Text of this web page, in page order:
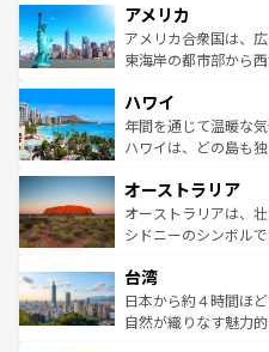
ンツ一覧を参照してほ
の建物がそのまま残
博物館もあり、アル
ことができる。国民
ば市内交通費無料で観光
着のスイス情報はコ
アメリカ
アメリカ合衆国は、
東海岸の都市部から
のような巨大都市は
ンメントが詰まった
西部には大自然が広
部のニューオーリン
文化が魅力。旅行者
しみながら、その多
ならではの贅沢な旅のスタイルだ。
情報はコンテンツ一覧
ハワイ
年間を通じて温暖な
ハワイは、どの島も
ワイ島は見逃せない
島だが、静かな自然
おすすめ。エメラル
れるおもてなしの心
人々、おいしいロー
ク、伝統的なフラダ
オーストラリア
オーストラリアは、
シドニーのシンボル
リアリーフや大陸中
ク）、タスマニアの
ど、見どころがたく
台湾
日本から約４時間ほ
自然が織りなす魅力